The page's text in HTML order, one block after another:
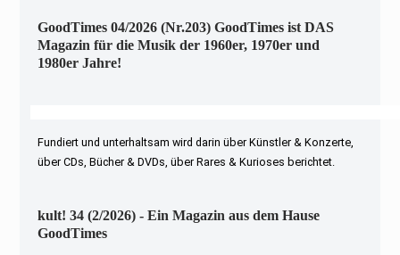
GoodTimes 04/2026 (Nr.203) GoodTimes ist DAS
Magazin für die Musik der 1960er, 1970er und
1980er Jahre!
Fundiert und unterhaltsam wird darin über Künstler & Konzerte,
über CDs, Bücher & DVDs, über Rares & Kurioses berichtet.
kult! 34 (2/2026) - Ein Magazin aus dem Hause
GoodTimes